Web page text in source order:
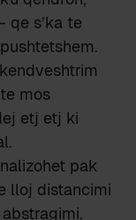
qe s’ka te
mos
etj etj ki
pak
lloj distancimi